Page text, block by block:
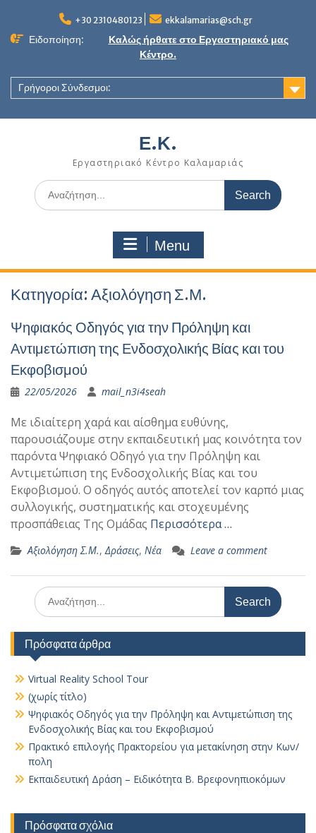
content
+30 2310480123 ekkalamarias@sch.gr
Ειδοποίηση:
Καλώς ήρθατε στο Εργαστηριακό μας
Κέντρο.
Γρήγοροι Σύνδεσμοι:
Ε.Κ.
Εργαστηριακό Κέντρο Καλαμαριάς
Search
for:
Menu
Κατηγορία: Αξιολόγηση Σ.Μ.
Ψηφιακός Οδηγός για την Πρόληψη και
Αντιμετώπιση της Ενδοσχολικής Βίας και του
Εκφοβισμού
22/05/2026 mail_n3i4seah
Με ιδιαίτερη χαρά και αίσθημα ευθύνης,
παρουσιάζουμε στην εκπαιδευτική μας κοινότητα τον
παρόντα Ψηφιακό Οδηγό για την Πρόληψη και
Αντιμετώπιση της Ενδοσχολικής Βίας και του
Εκφοβισμού. Ο οδηγός αυτός αποτελεί τον καρπό μιας
συλλογικής, συστηματικής και στοχευμένης
προσπάθειας Της Ομάδας Περισσότερα …
Αξιολόγηση Σ.Μ.,Δράσεις, Νέα Leave a comment
Search
for:
Πρόσφατα άρθρα
Virtual Reality School Tour
(χωρίς τίτλο)
Ψηφιακός Οδηγός για την Πρόληψη και Αντιμετώπιση της
Ενδοσχολικής Βίας και του Εκφοβισμού
Πρακτικό επιλογής Πρακτορείου για μετακίνηση στην Κων/
πολη
Εκπαιδευτική Δράση – Ειδικότητα Β. Βρεφονηπιοκόμων
Πρόσφατα σχόλια